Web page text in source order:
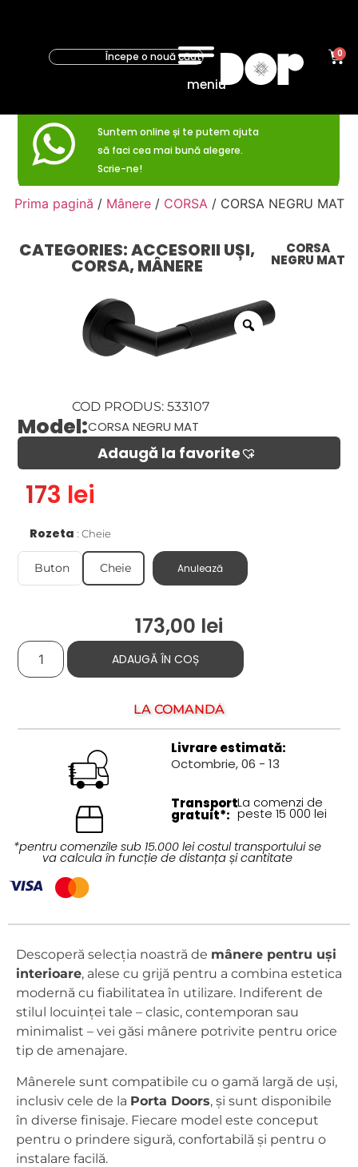
meniu
0
Suntem online și te putem ajuta
să faci cea mai bună alegere.
Scrie-ne!
Prima pagină / Mânere/ CORSA / CORSA NEGRU MAT
CATEGORIES:ACCESORII UȘI,
CORSA,MÂNERE
CORSA
NEGRU MAT
COD PRODUS: 533107
Model:CORSA NEGRU MAT
Adaugă la favorite​
173 lei
Rozeta Cheie
Buton Cheie Anulează
173,00 lei
ADAUGĂ ÎN COȘ
LA COMANDĂ
Livrare estimată:
Octombrie, 06 - 13
Transport
gratuit*:
La comenzi de
peste 15 000 lei
*pentru comenzile sub 15.000 lei costul transportului se
va calcula în funcție de distanța și cantitate
Descoperă selecția noastră de mânere pentru uși
interioare, alese cu grijă pentru a combina estetica
modernă cu fiabilitatea în utilizare. Indiferent de
stilul locuinței tale – clasic, contemporan sau
minimalist – vei găsi mânere potrivite pentru orice
tip de amenajare.
Mânerele sunt compatibile cu o gamă largă de uși,
inclusiv cele de la Porta Doors, și sunt disponibile
în diverse finisaje. Fiecare model este conceput
pentru o prindere sigură, confortabilă și pentru o
instalare facilă.